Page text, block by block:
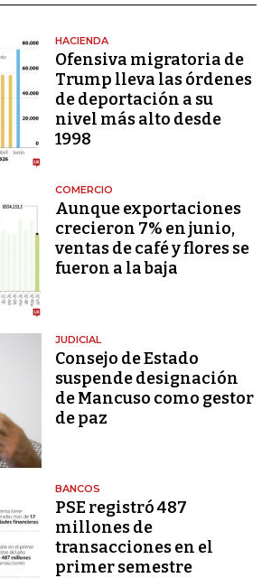
HACIENDA
Ofensiva migratoria de
Trump lleva las órdenes
de deportación a su
nivel más alto desde
1998
COMERCIO
Aunque exportaciones
crecieron 7% en junio,
ventas de café y flores se
fueron a la baja
JUDICIAL
Consejo de Estado
suspende designación
de Mancuso como gestor
de paz
BANCOS
PSE registró 487
millones de
transacciones en el
primer semestre